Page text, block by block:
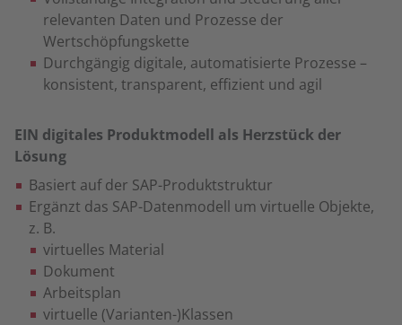
relevanten Daten und Prozesse der
Wertschöpfungskette
Durchgängig digitale, automatisierte Prozesse –
konsistent, transparent, effizient und agil
EIN digitales Produktmodell als Herzstück der
Lösung
Basiert auf der SAP-Produktstruktur
Ergänzt das SAP-Datenmodell um virtuelle Objekte,
z. B.
virtuelles Material
Dokument
Arbeitsplan
virtuelle (Varianten-)Klassen